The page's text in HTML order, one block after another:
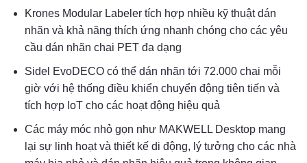
Krones Modular Labeler tích hợp nhiều kỹ thuật dán
nhãn và khả năng thích ứng nhanh chóng cho các yêu
cầu dán nhãn chai PET đa dạng
Sidel EvoDECO có thể dán nhãn tới 72.000 chai mỗi
giờ với hệ thống điều khiển chuyển động tiên tiến và
tích hợp IoT cho các hoạt động hiệu quả
Các máy móc nhỏ gọn như MAKWELL Desktop mang
lại sự linh hoạt và thiết kế di động, lý tưởng cho các nhà